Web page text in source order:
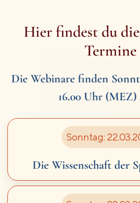
Hier findest du
Termine
Die Webinare finden
16.00 Uhr (MEZ)
Sonntag:
Die Wissenschaft der